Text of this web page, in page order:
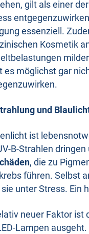
gilt als einer
essenziell.
Kosmetik
es möglichst gar
und
ist
B-Strahlen
, die zu
führen. Selbst
unter Stress. Ein
neuer Faktor ist
Lampen